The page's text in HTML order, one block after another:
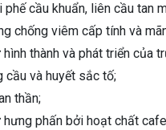
phế cầu khuẩn, liên cầu tan
chống viêm cấp tính và
thành và phát triển của
cầu và huyết sắc tố;
thần;
hưng phấn bởi hoạt chất